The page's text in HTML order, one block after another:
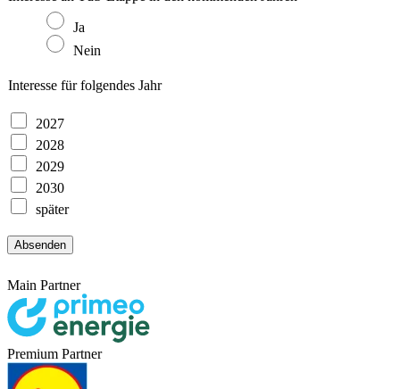
Ja
Nein
Interesse für folgendes Jahr
2027
2028
2029
2030
später
Absenden
Main Partner
Premium Partner